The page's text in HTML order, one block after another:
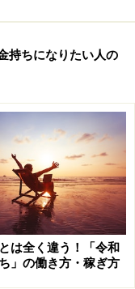
ましい、そうでな
はなく、自分が内
や職場を選ぶ。コ
れを底上げする努
能力が低くてもで
に立つ分野に注力
持ちになりたい人の
は全く違う！「令和
」の働き方・稼ぎ方